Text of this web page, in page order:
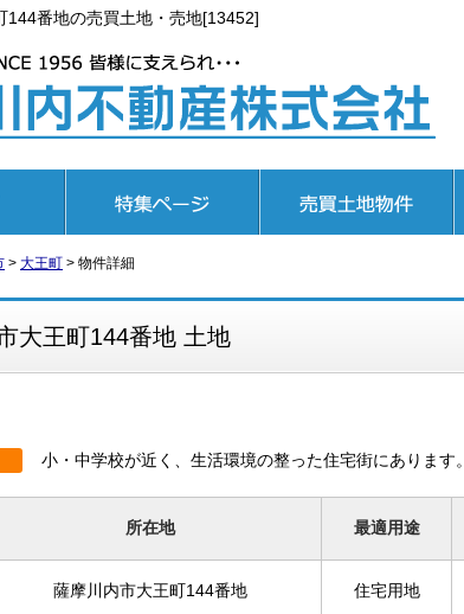
144番地の売買土地・売地[13452]
> 大王町 > 物件詳細
大王町144番地 土地
小・中学校が近く、生活環境の整った住宅街にあります。
所在地 最適用途
薩摩川内市大王町144番地 住宅用地